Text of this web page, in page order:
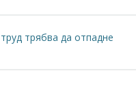
трябва да отпадне